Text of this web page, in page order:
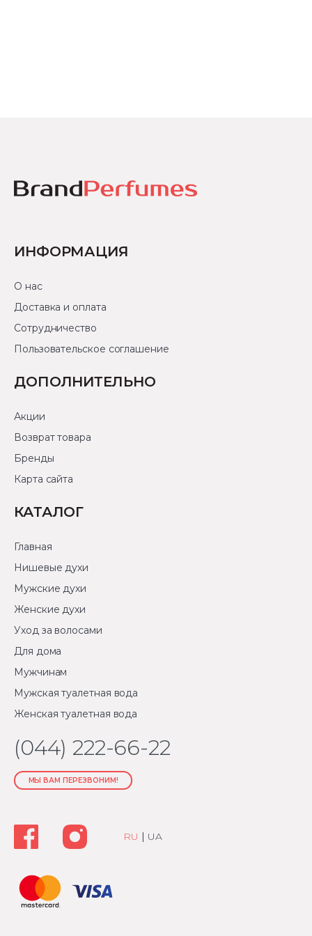
ИНФОРМАЦИЯ
О нас
Доставка и оплата
Сотрудничество
Пользовательское соглашение
ДОПОЛНИТЕЛЬНО
Акции
Возврат товара
Бренды
Карта сайта
КАТАЛОГ
Главная
Нишевые духи
Мужские духи
Женские духи
Уход за волосами
Для дома
Мужчинам
Мужская туалетная вода
Женская туалетная вода
(044) 222-66-22
МЫ ВАМ ПЕРЕЗВОНИМ!
RU | UA